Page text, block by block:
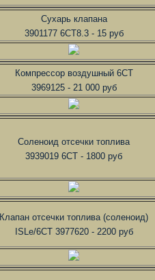
Сухарь клапана
3901177 6CT8.3 - 15 руб
Компрессор воздушный 6CT
3969125 - 21 000 руб
Соленоид отсечки топлива
3939019 6CT - 1800 руб
Клапан отсечки топлива (соленоид)
ISLe/6CT 3977620 - 2200 руб